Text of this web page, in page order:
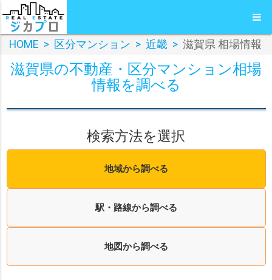
HOME > 区分マンション > 近畿 > 滋賀県 相場情報
滋賀県の不動産・区分マンション相場
情報を調べる
検索方法を選択
地域から調べる
駅・路線から調べる
地図から調べる